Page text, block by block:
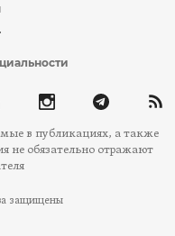
в публикациях, а также
не обязательно отражают
защищены